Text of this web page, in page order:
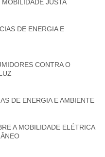
MOBILIDADE JUSTA
DE ENERGIA E
CONTRA O
DE ENERGIA E AMBIENTE
A MOBILIDADE ELÉTRICA